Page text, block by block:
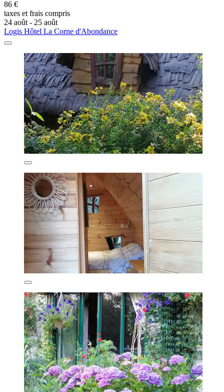
86 €
taxes et frais compris
24 août - 25 août
Logis Hôtel La Corne d'Abondance